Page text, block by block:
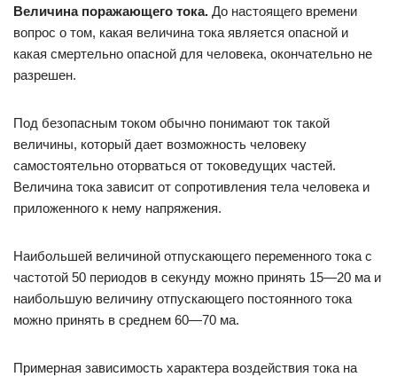
Величина поражающего тока. До настоящего времени
вопрос о том, какая величина тока является опасной и
какая смертельно опасной для человека, окончательно не
разрешен.
Под безопасным током обычно понимают ток такой
величины, который дает возможность человеку
самостоятельно оторваться от токоведущих частей.
Величина тока зависит от сопротивления тела человека и
приложенного к нему напряжения.
Наибольшей величиной отпускающего переменного тока с
час­тотой 50 периодов в секунду можно принять 15—20 ма и
наи­большую величину отпускающего постоянного тока
можно при­нять в среднем 60—70 ма.
Примерная зависимость характера воздействия тока на